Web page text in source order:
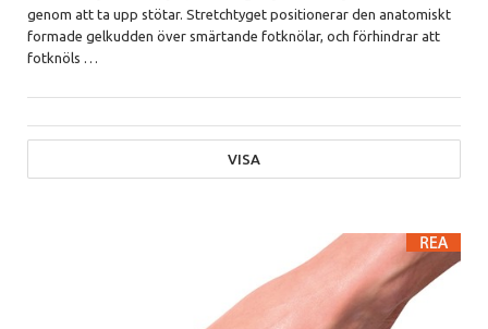
genom att ta upp stötar. Stretchtyget positionerar den anatomiskt
formade gelkudden över smärtande fotknölar, och förhindrar att
fotknöls …
VISA